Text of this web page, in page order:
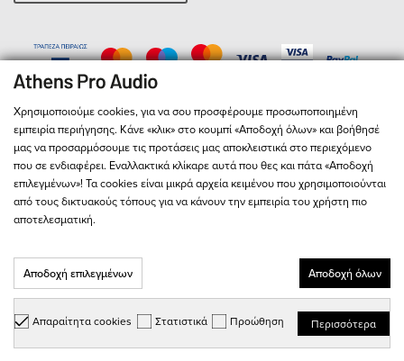
Αριθμός Γ.Ε.ΜΗ. 127713301000
Παρακαλώ διαβάστε τουςΌρους & Προϋποθέσειςκαι τηνΠολιτική
Απορρήτου
Powered byinfocube
Χρησιμοποιούμε cookies, για να σου προσφέρουμε προσωποποιημένη
εμπειρία περιήγησης. Κάνε «κλικ» στο κουμπί «Αποδοχή όλων» και βοήθησέ
μας να προσαρμόσουμε τις προτάσεις μας αποκλειστικά στο περιεχόμενο
που σε ενδιαφέρει. Εναλλακτικά κλίκαρε αυτά που θες και πάτα «Αποδοχή
επιλεγμένων»! Τα cookies είναι μικρά αρχεία κειμένου που χρησιμοποιούνται
από τους δικτυακούς τόπους για να κάνουν την εμπειρία του χρήστη πιο
αποτελεσματική.
Αποδοχή επιλεγμένων Αποδοχή όλων
Απαραίτητα cookies Στατιστικά Προώθηση Περισσότερα